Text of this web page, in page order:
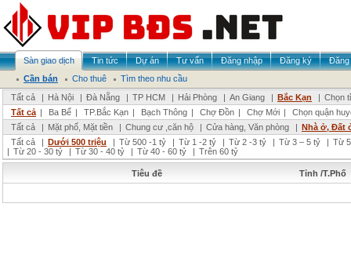
Sàn giao dịch Tin tức Dự án Tư vấn Đăng nhập Đăng ký
Đăng
Cần bán
Cho thuê
Tìm theo nhu cầu
Tất cả
| Hà Nội | Đà Nẵng | TP HCM | Hải Phòng | An Giang | Bắc Kạn | Chọn
Tất cả | Ba Bể | TP.Bắc Kạn | Bạch Thông | Chợ Đồn | Chợ Mới |
Chọn quận
Tất cả
| Mặt phố, Mặt tiền | Chung cư ,căn hộ | Cửa hàng, Văn phòng | Nhà ở, Đất
Tất cả
| Dưới 500 triệu | Từ 500 -1 tỷ | Từ 1 -2 tỷ | Từ 2 -3 tỷ | Từ 3 – 5 tỷ | Từ
| Từ 20 - 30 tỷ | Từ 30 - 40 tỷ | Từ 40 - 60 tỷ | Trên 60 tỷ
Tiêu đề Tỉnh /T.Phố